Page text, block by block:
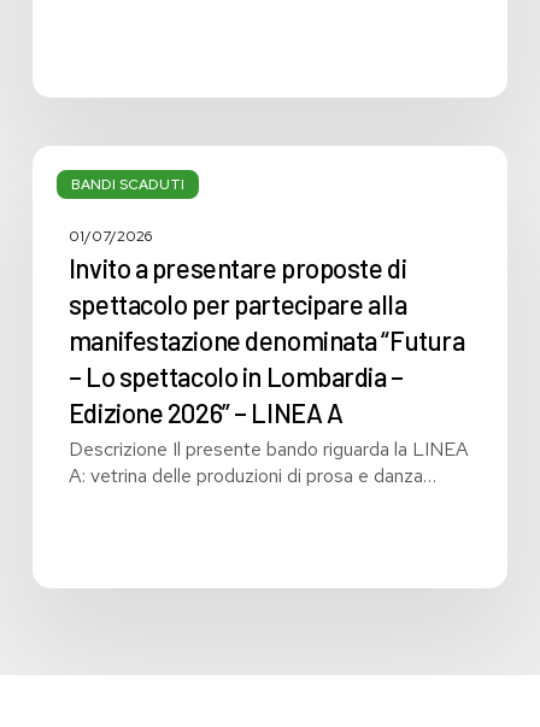
BANDI SCADUTI
Invito
proposte
spettacolo
partecipare
manifestazione
denominata
“Futura
Lombardia
01/07/2026
Invito a presentare proposte di
spettacolo per partecipare alla
manifestazione denominata “Futura
– Lo spettacolo in Lombardia –
Edizione 2026” – LINEA A
Descrizione Il presente bando riguarda la LINEA
A: vetrina delle produzioni di prosa e danza…